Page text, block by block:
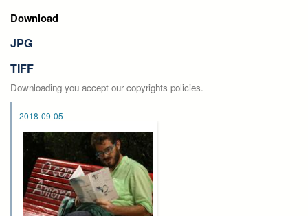
Download
JPG
TIFF
Downloading you accept our copyrights policies.
2018-09-05